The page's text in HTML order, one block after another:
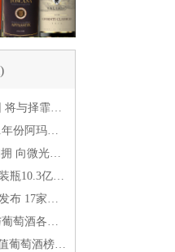
行业 | 蒂维妮加入Ethica Wines集团 将与择霏罗共拓中国市场
法定产区 | 优雅平衡品质卓越 2021年份阿玛罗尼Amarone全球预品会落幕
意酒网2026新年寄语：于变局中相拥 向微光而前行
数据 | 意大利起泡酒2025持续走强装瓶10.3亿瓶 普罗塞克风靡全球
酒庄游 | 意大利2026酒庄旅游指南发布 17家葡萄酒博物馆别错过
趋势 | 意大利圣诞酒饮市场 啤酒与葡萄酒各自精彩
榜单 | Liv-Ex2025百大醉具投资价值葡萄酒榜单发布 20款意酒入选